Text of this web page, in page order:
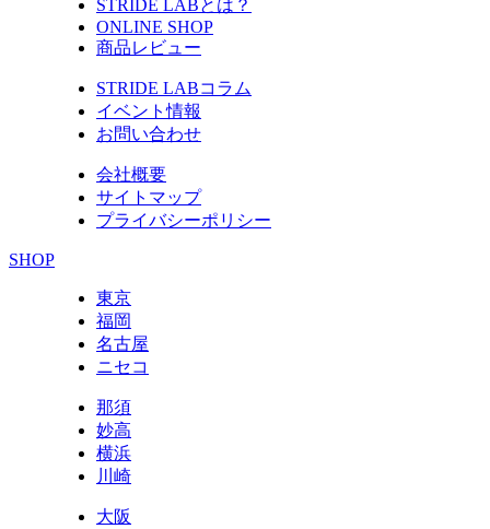
STRIDE LABとは？
ONLINE SHOP
商品レビュー
STRIDE LABコラム
イベント情報
お問い合わせ
会社概要
サイトマップ
プライバシーポリシー
SHOP
東京
福岡
名古屋
ニセコ
那須
妙高
横浜
川崎
大阪